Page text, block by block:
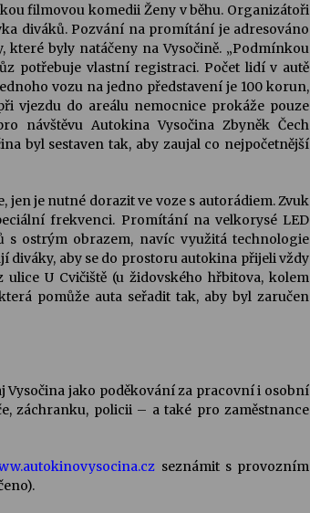
filmovou komedii Ženy v běhu. Organizátoři
diváků. Pozvání na promítání je adresováno
byly natáčeny na Vysočině. „Podmínkou
potřebuje vlastní registraci. Počet lidí v autě
vozu na jedno představení je 100 korun,
vjezdu do areálu nemocnice prokáže pouze
návštěvu Autokina Vysočina Zbyněk Čech
byl sestaven tak, aby zaujal co nejpočetnější
je nutné dorazit ve voze s autorádiem. Zvuk
frekvenci. Promítání na velkorysé LED
ostrým obrazem, navíc využitá technologie
diváky, aby se do prostoru autokina přijeli vždy
U Cvičiště (u židovského hřbitova, kolem
pomůže auta seřadit tak, aby byl zaručen
jako poděkování za pracovní i osobní
záchranku, policii – a také pro zaměstnance
seznámit s provozním